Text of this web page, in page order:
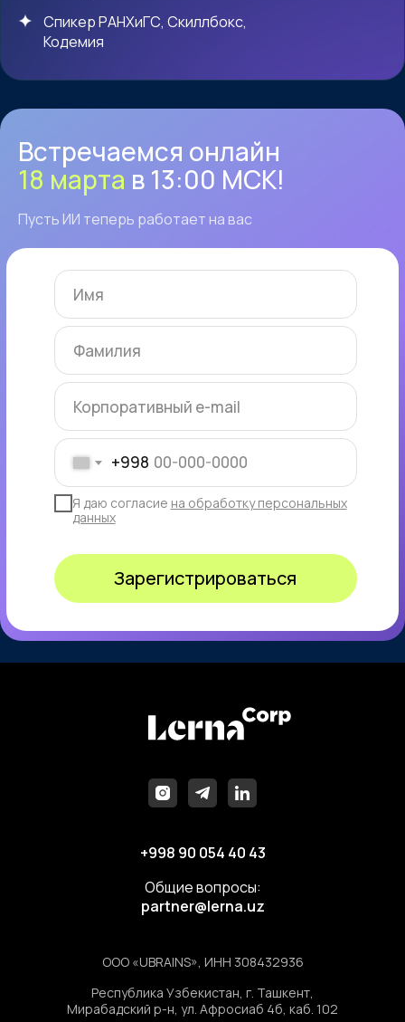
Спикер РАНХиГС, Скиллбокс,
Кодемия
+998
Я даю согласие на обработку персональных
данных
Зарегистрироваться
Встречаемся онлайн
18 марта в 13:00 МСК!
Пусть ИИ теперь работает на вас
+998 90 054 40 43
Общие вопросы:
partner@lerna.uz
ООО «UBRAINS», ИНН 308432936
Республика Узбекистан, г. Ташкент,
Мирабадский р-н, ул. Афросиаб 4б, каб. 102